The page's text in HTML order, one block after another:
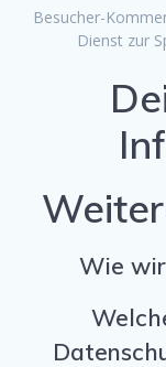
Besucher-
Dienst zur
Wie